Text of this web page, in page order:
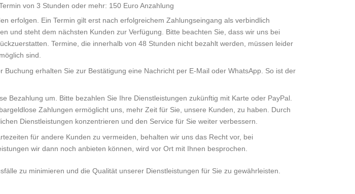
von 3 Stunden oder mehr: 150 Euro Anzahlung
erfolgen. Ein Termin gilt erst nach erfolgreichem Zahlungseingang als verbindlich
und steht dem nächsten Kunden zur Verfügung. Bitte beachten Sie, dass wir uns bei
Termine, die innerhalb von 48 Stunden nicht bezahlt werden, müssen leider
sind.
erhalten Sie zur Bestätigung eine Nachricht per E-Mail oder WhatsApp. So ist der
Bezahlung um. Bitte bezahlen Sie Ihre Dienstleistungen zukünftig mit Karte oder PayPal.
Zahlungen ermöglicht uns, mehr Zeit für Sie, unsere Kunden, zu haben. Durch
Dienstleistungen konzentrieren und den Service für Sie weiter verbessern.
für andere Kunden zu vermeiden, behalten wir uns das Recht vor, bei
wir dann noch anbieten können, wird vor Ort mit Ihnen besprochen.
zu minimieren und die Qualität unserer Dienstleistungen für Sie zu gewährleisten.